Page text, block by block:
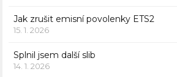
Jak zrušit emisní povolenky ETS2
15. 1. 2026
Splnil jsem další slib
14. 1. 2026